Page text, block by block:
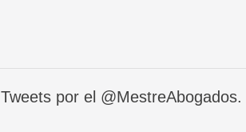
Tweets por el @MestreAbogados.